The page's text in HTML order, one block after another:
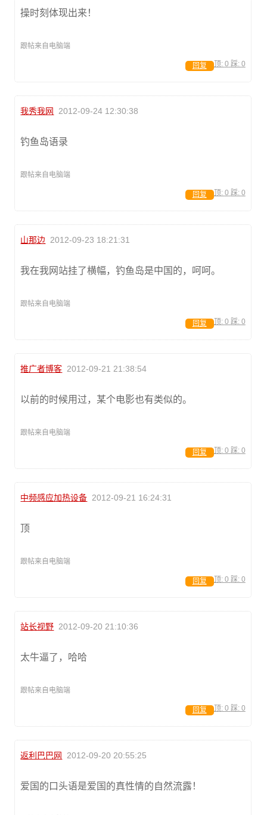
操时刻体现出来！
跟帖来自电脑端
顶: 0 踩: 0
回复
我秀我网 2012-09-24 12:30:38
钓鱼岛语录
跟帖来自电脑端
顶: 0 踩: 0
回复
山那边 2012-09-23 18:21:31
我在我网站挂了横幅，钓鱼岛是中国的，呵呵。
跟帖来自电脑端
顶: 0 踩: 0
回复
推广者博客 2012-09-21 21:38:54
以前的时候用过，某个电影也有类似的。
跟帖来自电脑端
顶: 0 踩: 0
回复
中频感应加热设备 2012-09-21 16:24:31
顶
跟帖来自电脑端
顶: 0 踩: 0
回复
站长视野 2012-09-20 21:10:36
太牛逼了，哈哈
跟帖来自电脑端
顶: 0 踩: 0
回复
返利巴巴网 2012-09-20 20:55:25
爱国的口头语是爱国的真性情的自然流露！